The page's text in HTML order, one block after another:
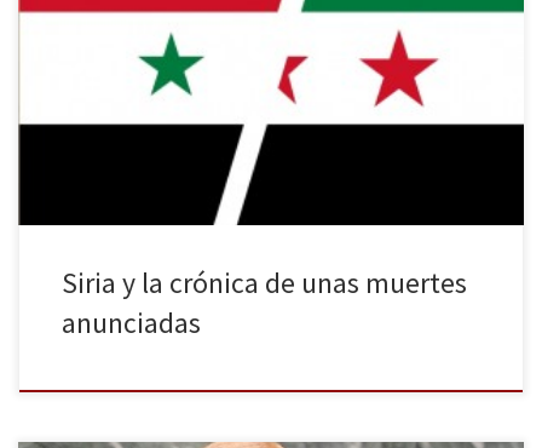
Tras tres años de guerra civil, Siria vive su momento más crítico,
superando las 200 víctimas mortales al día y con unas condiciones
que no hacen sino dificultar todavía más la llegada de ayuda
humanitaria. En medio de este caos, el país se prepara para unas
Siria y la crónica de unas muertes
anunciadas